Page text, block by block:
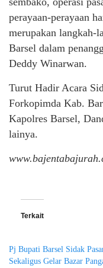
perayaan-perayaan
merupakan langkah-
Barsel dalam
Deddy Winarwan.
Turut Hadir Acara
Forkopimda Kab.
Kapolres Barsel,
lainya.
Terkait
Pj Bupati Barsel Sidak
Sekaligus Gelar Bazar